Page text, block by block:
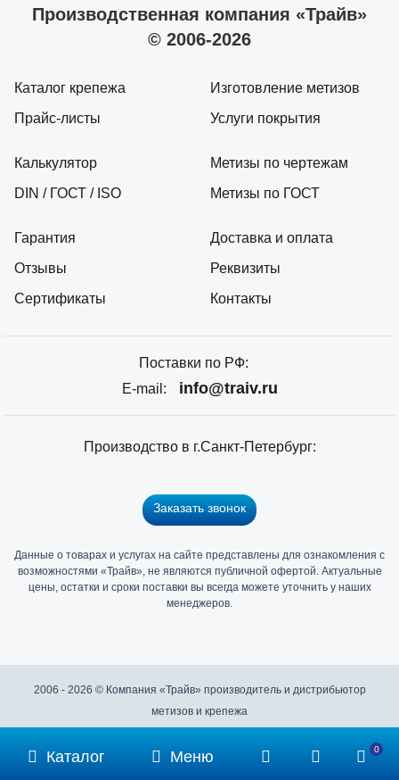
Производственная компания «Трайв»
© 2006-2026
Каталог крепежа
Прайс-листы
Калькулятор
DIN / ГОСТ / ISO
Гарантия
Отзывы
Сертификаты
Изготовление метизов
Услуги покрытия
Метизы по чертежам
Метизы по ГОСТ
Доставка и оплата
Реквизиты
Контакты
Поставки по РФ:
E-mail:
info@traiv.ru
Производство в г.Санкт-Петербург:
Заказать звонок
Данные о товарах и услугах на сайте представлены для ознакомления с
возможностями «Трайв», не являются публичной офертой. Актуальные
цены, остатки и сроки поставки вы всегда можете уточнить у наших
менеджеров.
Главный
в
Санкт-
2006 - 2026 © Компания «Трайв» производитель и дистрибьютор
метизов и крепежа
Политика конфиденциальности
Каталог Меню 0